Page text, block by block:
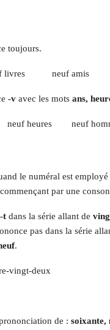
toujours.
neuf amis
-v avec les mots ans,
heures neuf
le numéral est
par une
-t dans la série allant de
pas dans la série
.
vingt-deux
de : soixante,